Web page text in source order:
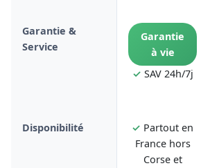
Garantie &
Service
Garantie
à vie
✓ SAV 24h/7j
Disponibilité ✓ Partout en
France hors
Corse et